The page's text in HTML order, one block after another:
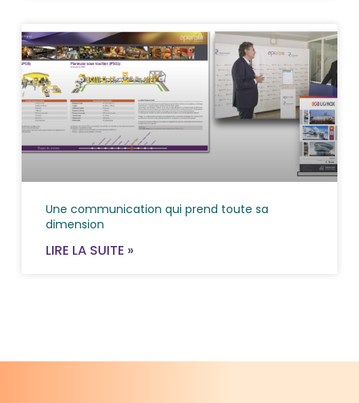
Une communication qui prend toute sa
dimension
LIRE LA SUITE »